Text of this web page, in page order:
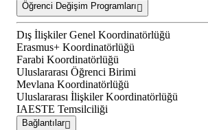
Öğrenci Değişim Programları
Dış İlişkiler Genel Koordinatörlüğü
Erasmus+ Koordinatörlüğü
Farabi Koordinatörlüğü
Uluslararası Öğrenci Birimi
Mevlana Koordinatörlüğü
Uluslararası İlişkiler Koordinatörlüğü
IAESTE Temsilciliği
Bağlantılar